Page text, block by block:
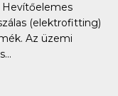
(elektrofitting)
Az üzemi